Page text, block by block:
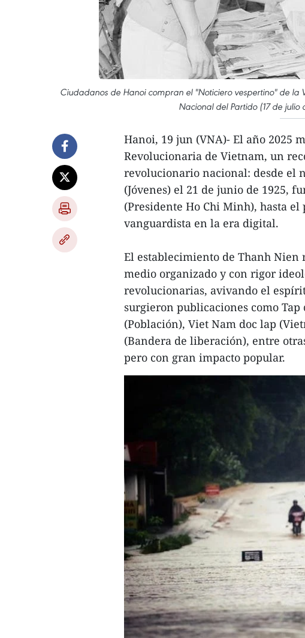
Ciudadanos de Hanoi compran el "Noticiero vespertino" de
Nacional del Partido (17 de julio
Hanoi, 19 jun (VNA)- El año 2025
Revolucionaria de Vietnam, un
revolucionario nacional: desde el
(Jóvenes) el 21 de junio de 1925,
(Presidente Ho Chi Minh), hasta
vanguardista en la era digital.
El establecimiento de Thanh Nien
medio organizado y con rigor
revolucionarias, avivando el
surgieron publicaciones como Tap
(Población), Viet Nam doc lap
(Bandera de liberación), entre
pero con gran impacto popular.